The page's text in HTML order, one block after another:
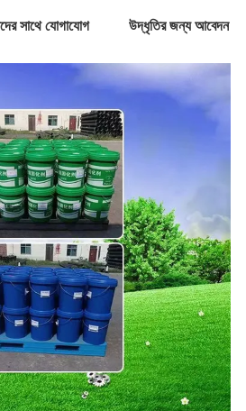
সাথে যোগাযোগ উদ্ধৃতির জন্য আবেদন